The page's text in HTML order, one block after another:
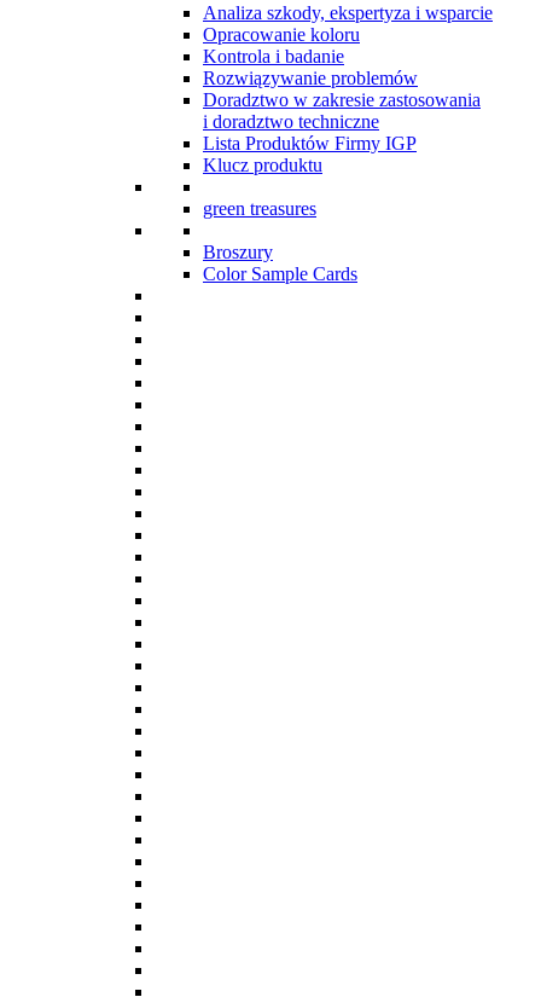
Analiza szkody, ekspertyza i wsparcie
Opracowanie koloru
Kontrola i badanie
Rozwiązywanie problemów
Doradztwo w zakresie zastosowania
i doradztwo techniczne
Lista Produktów Firmy IGP
Klucz produktu
green treasures
Broszury
Color Sample Cards